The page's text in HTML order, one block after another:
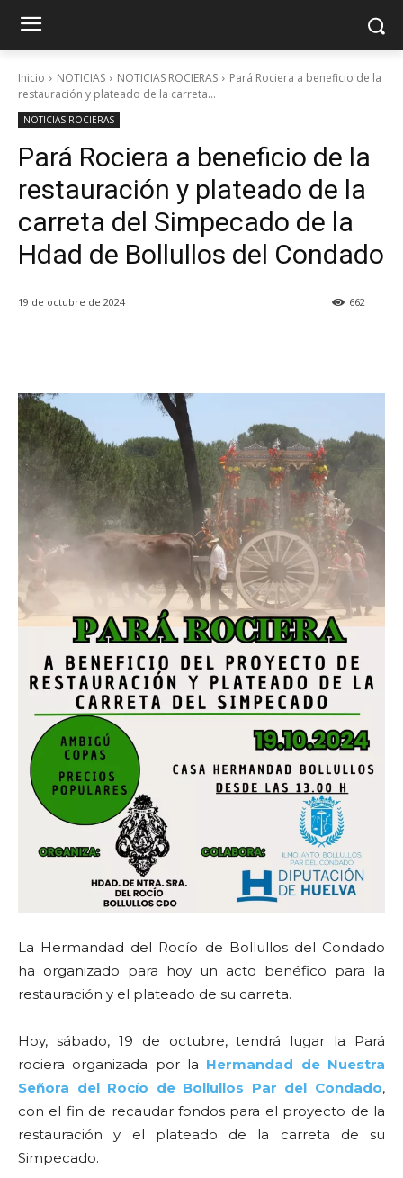
Inicio NOTICIAS NOTICIAS ROCIERAS
Pará Rociera a beneficio de la
restauración y plateado de la carreta...
NOTICIAS ROCIERAS
Pará Rociera a beneficio de la
restauración y plateado de la
carreta del Simpecado de la
Hdad de Bollullos del Condado
19 de octubre de 2024 662
La Hermandad del Rocío de Bollullos del Condado
ha organizado para hoy un acto benéfico para la
restauración y el plateado de su carreta.
Hoy, sábado, 19 de octubre, tendrá lugar la Pará
rociera organizada por la Hermandad de Nuestra
Señora del Rocío de Bollullos Par del Condado,
con el fin de recaudar fondos para el proyecto de la
restauración y el plateado de la carreta de su
Simpecado.